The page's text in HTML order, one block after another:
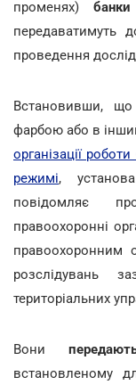
променях)
передаватимуть
проведення
Встановивши,
фарбою або в
організації
режимі,
повідомляє
правоохоронні
правоохоронним
розслідувань
територіальних
Вони
встановленому